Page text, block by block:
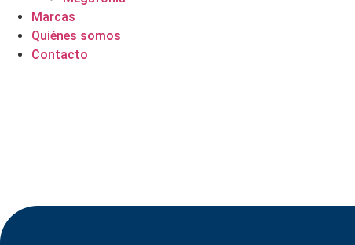
Marcas
Quiénes somos
Contacto